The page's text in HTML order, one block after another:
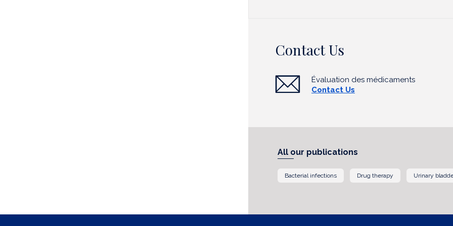
Contact Us
Évaluation des médicaments
Contact Us
All our publications
Bacterial infections Drug therapy Urinary